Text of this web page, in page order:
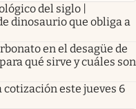
del siglo |
dinosaurio que obliga a
en el desagüe de
qué sirve y cuáles son
cotización este jueves 6